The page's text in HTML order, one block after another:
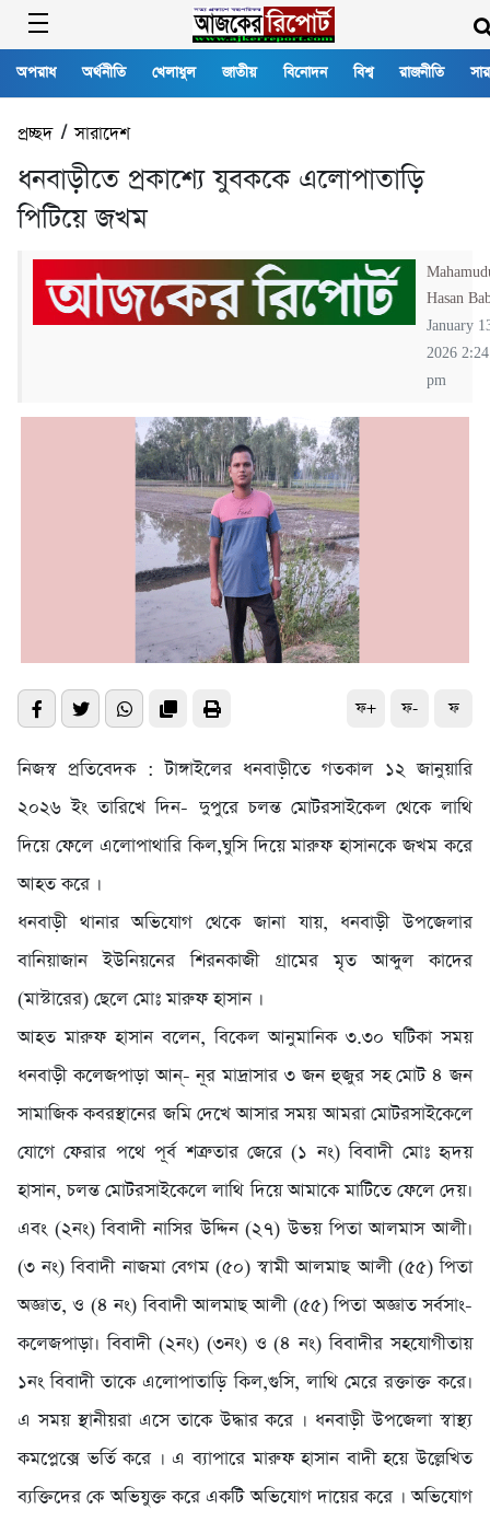
অপরাধ অর্থনীতি খেলাধুল জাতীয় বিনোদন বিশ্ব রাজনীতি
প্রচ্ছদ/সারাদেশ
ধনবাড়ীতে প্রকাশ্যে যুবককে এলোপাতাড়ি
পিটিয়ে জখম
Hasan
January
2026 2:24
pm
ফ+ ফ- ফ
নিজস্ব প্রতিবেদক : ‎টাঙ্গাইলের ধনবাড়ীতে গতকাল ১২ জানুয়ারি
২০২৬ ইং তারিখে দিন- দুপুরে চলন্ত মোটরসাইকেল থেকে লাথি
দিয়ে ফেলে এলোপাথারি কিল,ঘুসি দিয়ে মারুফ হাসানকে জখম করে
আহত করে ।
ধনবাড়ী থানার অভিযোগ থেকে জানা যায়, ধনবাড়ী উপজেলার
বানিয়াজান ইউনিয়নের শিরনকাজী গ্রামের মৃত আব্দুল কাদের
(মাস্টারের) ছেলে মোঃ মারুফ হাসান ।
‎আহত মারুফ হাসান বলেন, বিকেল আনুমানিক ৩.৩০ ঘটিকা সময়
ধনবাড়ী কলেজপাড়া আন্- নূর মাদ্রাসার ৩ জন হুজুর সহ মোট ৪ জন
সামাজিক কবরস্থানের জমি দেখে আসার সময় আমরা মোটরসাইকেলে
যোগে ফেরার পথে পূর্ব শত্রুতার জেরে (১ নং) বিবাদী মোঃ হৃদয়
হাসান, চলন্ত মোটরসাইকেলে লাথি দিয়ে আমাকে মাটিতে ফেলে দেয়।
এবং (২নং) বিবাদী নাসির উদ্দিন (২৭) উভয় পিতা আলমাস আলী।
(৩ নং) বিবাদী নাজমা বেগম (৫০) স্বামী আলমাছ আলী (৫৫) পিতা
অজ্ঞাত, ও (৪ নং) বিবাদী আলমাছ আলী (৫৫) পিতা অজ্ঞাত সর্বসাং-
কলেজপাড়া। বিবাদী (২নং) (৩নং) ও (৪ নং) বিবাদীর সহযোগীতায়
১নং বিবাদী তাকে এলোপাতাড়ি কিল,গুসি, লাথি মেরে রক্তাক্ত করে।
এ সময় স্থানীয়রা এসে তাকে উদ্ধার করে । ধনবাড়ী উপজেলা স্বাস্থ্য
কমপ্লেক্সে ভর্তি করে । এ ব্যাপারে মারুফ হাসান বাদী হয়ে উল্লেখিত
ব্যক্তিদের কে অভিযুক্ত করে একটি অভিযোগ দায়ের করে । অভিযোগ